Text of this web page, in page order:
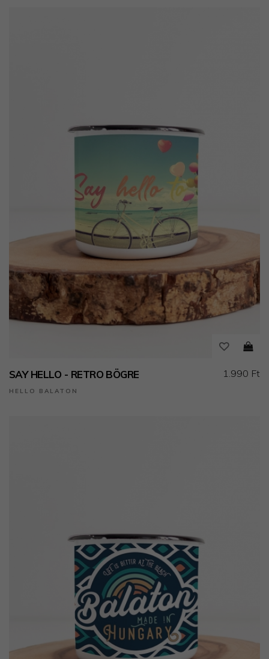
SAY HELLO - RETRO BÖGRE
HELLO BALATON
1.990 Ft